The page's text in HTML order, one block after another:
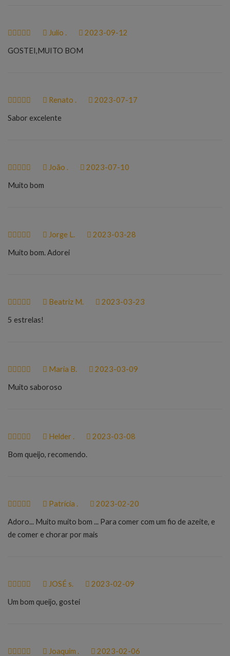
Julio . 2023-09-12
GOSTEI,MUITO BOM
Renato . 2023-07-17
Sabor excelente
João . 2023-07-10
Muito bom
Jorge L. 2023-03-28
Muito bom. Adorei
Beatriz M. 2023-03-23
5 estrelas!
Maria B. 2023-03-09
Muito saboroso
Helder . 2023-03-08
Bom queijo, recomendo.
Patrícia . 2023-02-20
Adoro... Muito muito bom ... Para comer com um fio de azeite, e
de comer e chorar por mais
JOSÉ s. 2023-02-09
Um bom queijo, gostei
Joaquim . 2023-02-06